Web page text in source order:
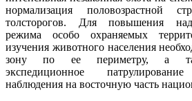
нормализация половозрастной
толсторогов. Для повышения
режима особо охраняемых
изучения животного населения
зону по ее периметру, а
экспедиционное
наблюдения на восточную часть